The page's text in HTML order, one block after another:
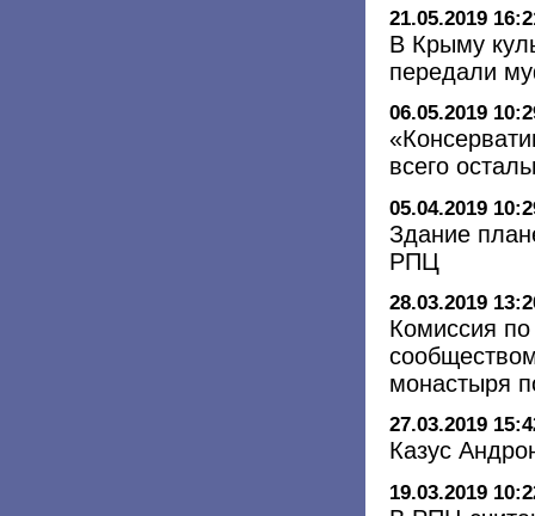
21.05.2019
В Крыму
передали
06.05.2019
всего
05.04.2019
Здание
РПЦ
28.03.2019
Комиссия
монастыря
27.03.2019
Казус
19.03.2019